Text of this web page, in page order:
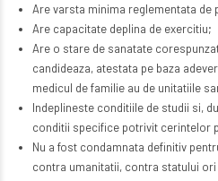
Are varsta minima reglementata de
Are capacitate deplina de exercitiu;
Are o stare de sanatate
candideaza, atestata pe baza
medicul de familie au de unitatiile
Indeplineste conditiile de studii si,
conditii specifice potrivit cerintelor
Nu a fost condamnata definitiv
contra umanitatii, contra statului